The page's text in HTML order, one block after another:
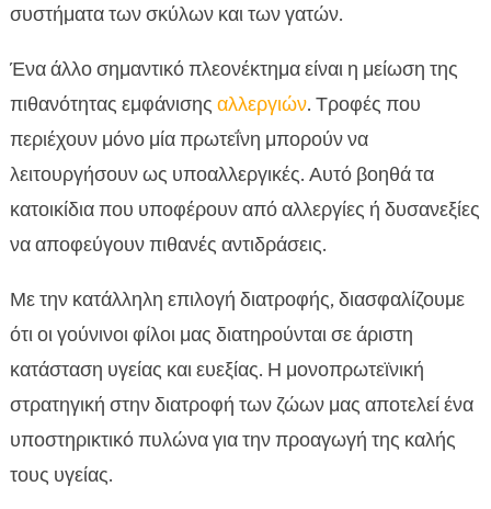
συστήματα των σκύλων και των γατών.
Ένα άλλο σημαντικό πλεονέκτημα είναι η μείωση της
πιθανότητας εμφάνισης αλλεργιών. Τροφές που
περιέχουν μόνο μία πρωτεΐνη μπορούν να
λειτουργήσουν ως υποαλλεργικές. Αυτό βοηθά τα
κατοικίδια που υποφέρουν από αλλεργίες ή δυσανεξίες
να αποφεύγουν πιθανές αντιδράσεις.
Με την κατάλληλη επιλογή διατροφής, διασφαλίζουμε
ότι οι γούνινοι φίλοι μας διατηρούνται σε άριστη
κατάσταση υγείας και ευεξίας. Η μονοπρωτεϊνική
στρατηγική στην διατροφή των ζώων μας αποτελεί ένα
υποστηρικτικό πυλώνα για την προαγωγή της καλής
τους υγείας.